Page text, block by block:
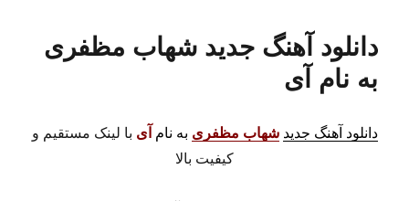
دانلود آهنگ جدید شهاب مظفری
به نام آی
دانلود آهنگ جدید شهاب مظفری به نام آی با لینک مستقیم و
کیفیت بالا